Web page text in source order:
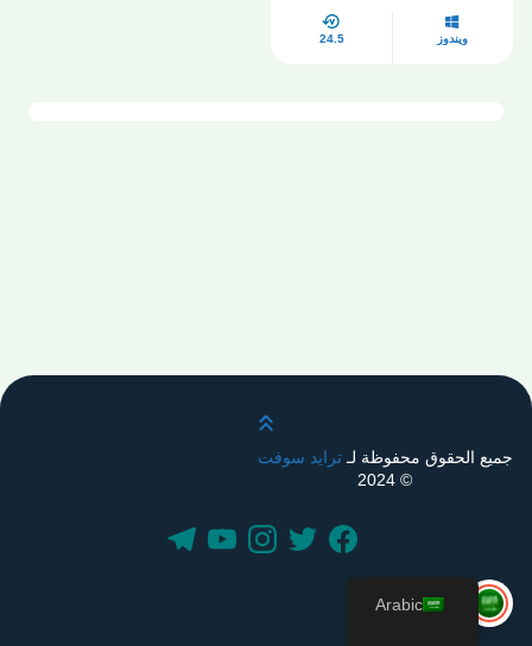
ويندوز 24.5
قم بالتمرير لأعلى
جميع الحقوق محفوظة لـترايد سوفت
© 2024
Arabic